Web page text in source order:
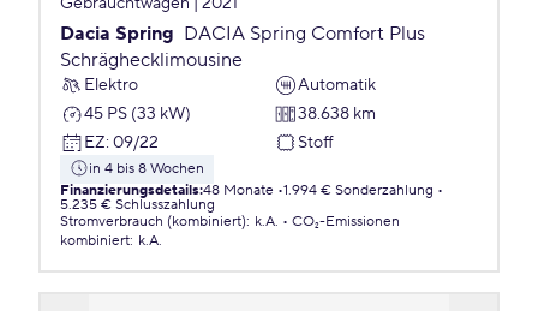
Dacia Spring DACIA Spring Comfort Plus
Schräghecklimousine
Elektro
Automatik
45 PS (33 kW)
38.638 km
EZ: 09/22 Stoff
in 4 bis 8 Wochen
Finanzierungsdetails:48 Monate 1.994 € Sonderzahlung
5.235 € Schlusszahlung
Stromverbrauch (kombiniert): k.A.
CO₂-Emissionen
kombiniert: k.A.